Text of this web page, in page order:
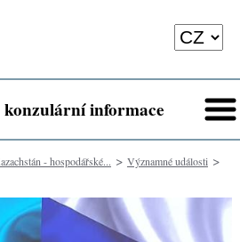
konzulární informace
- hospodářské... > Významné události>